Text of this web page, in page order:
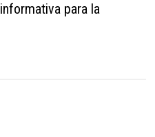
para la